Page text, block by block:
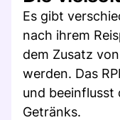
Es gibt
nach ihrem
dem Zusatz
werden. Das
und beeinflusst
Getränks.